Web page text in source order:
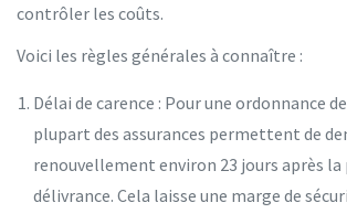
contrôler les coûts.
Voici les règles générales à connaître :
Délai de carence : Pour une ordonnance
plupart des assurances permettent de
renouvellement environ 23 jours après la
délivrance. Cela laisse une marge de